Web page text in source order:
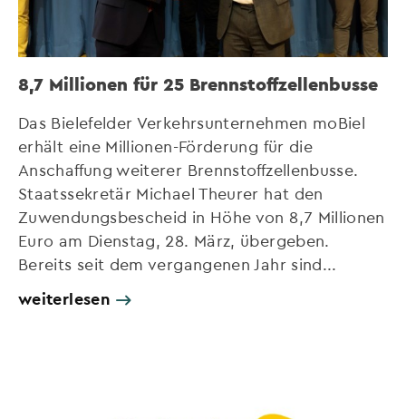
8,7 Millionen für 25 Brennstoffzellenbusse
Das Bielefelder Verkehrsunternehmen moBiel
erhält eine Millionen-Förderung für die
Anschaffung weiterer Brennstoffzellenbusse.
Staatssekretär Michael Theurer hat den
Zuwendungsbescheid in Höhe von 8,7 Millionen
Euro am Dienstag, 28. März, übergeben.
Bereits seit dem vergangenen Jahr sind...
weiterlesen